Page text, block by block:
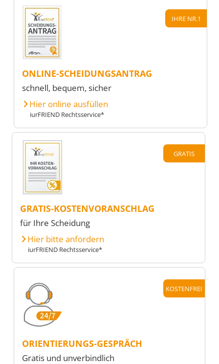
IHRE NR.1
ONLINE-SCHEIDUNGSANTRAG
schnell, bequem, sicher
Hier online ausfüllen
iurFRIEND Rechtsservice*
GRATIS
GRATIS-KOSTENVORANSCHLAG
für Ihre Scheidung
Hier bitte anfordern
iurFRIEND Rechtsservice*
KOSTENFREI
ORIENTIERUNGS-GESPRÄCH
Gratis und unverbindlich